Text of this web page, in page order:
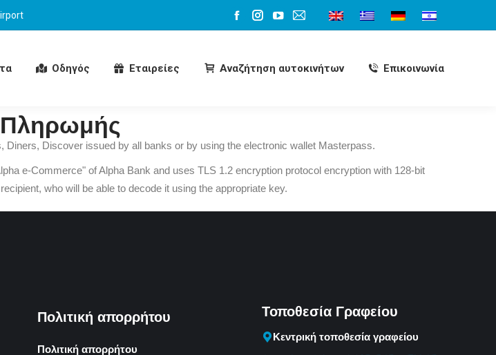
Oδηγός Εταιρείες Αναζήτηση αυτοκινήτων Επικοινωνία
Discover issued by all banks or by using the electronic wallet Masterpass.
e-Commerce" of Alpha Bank and uses TLS 1.2 encryption protocol encryption with 128-bit
who will be able to decode it using the appropriate key.
Πολιτική απορρήτου
Πολιτική απορρήτου
Τοποθεσία Γραφείου
Κεντρική τοποθεσία γραφείου
Αναζήτηση αυτοκινήτων Επικοινωνία